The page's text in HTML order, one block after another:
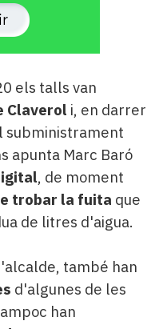
els talls van
Claverol i, en darrer
subministrament
apunta Marc Baró
, de moment
trobar la fuita que
de litres d'aigua.
també han
d'algunes de les
han